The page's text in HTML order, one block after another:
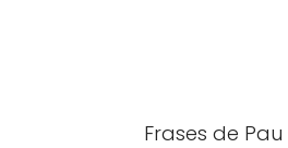
Frases de